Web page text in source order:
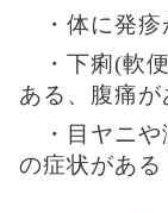
・体に発
・下痢(軟
ある、腹痛が
・目ヤニ
の症状がある